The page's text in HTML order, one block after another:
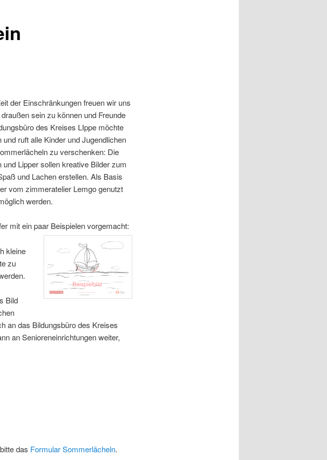
der Einschränkungen freuen wir uns
sein zu können und Freunde
des Kreises LIppe möchte
und ruft alle Kinder und Jugendlichen
zu verschenken: Die
und Lipper sollen kreative Bilder zum
und Lachen erstellen. Als Basis
vom zimmeratelier Lemgo genutzt
werden.
mit ein paar Beispielen vorgemacht:
kleine
zu
Bild
an das Bildungsbüro des Kreises
an Senioreneinrichtungen weiter,
das Formular Sommerlächeln.